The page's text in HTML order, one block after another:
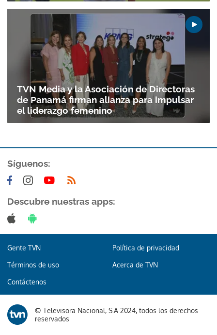
Gracias por suscribirte a nuestro boletín.
ACEPTAR
TVN Media y la Asociación de Directoras
de Panamá firman alianza para impulsar
el liderazgo femenino
Síguenos:
Descubre nuestras apps:
Gente TVN Política de privacidad
Términos de uso Acerca de TVN
Contáctenos
© Televisora Nacional, S.A 2024, todos los derechos
reservados